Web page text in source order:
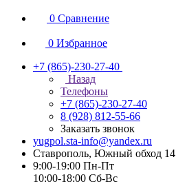
0 Сравнение
0 Избранное
+7 (865)-230-27-40
Назад
Телефоны
+7 (865)-230-27-40
8 (928) 812-55-66
Заказать звонок
yugpol.sta-info@yandex.ru
Ставрополь, Южный обход 14
9:00-19:00 Пн-Пт
10:00-18:00 Cб-Вс